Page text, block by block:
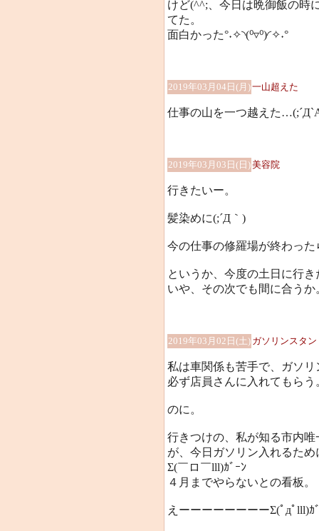
けど(^^;、今日は晩御飯の時
てた。
面白かった°˖✧◝(⁰▿⁰)◜✧˖°
2019年03月04日(月)一山超えた
仕事の山を一つ越えた
2019年03月03日(日)美容院
行きたいー。
髪染めに(;´Д｀)
今の仕事の修羅場が終わった
というか、今度の土日に行き
いや、その次でも間に合うか
2019年03月02日(土) ガソリンスタ
私は車関係も苦手で、ガソ
必ず店員さんに入れてもらう
のに。
行きつけの、私が知る市内
が、今日ガソリン入れるた
Σ(￣ロ￣lll)ｶﾞｰﾝ
４月までやらないとの看板。
えーーーーーーーーΣ(ﾟдﾟlll)ｶ